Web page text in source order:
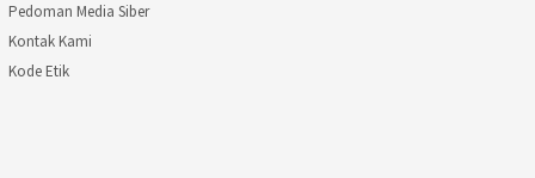
Pedoman Media Siber
Kontak Kami
Kode Etik